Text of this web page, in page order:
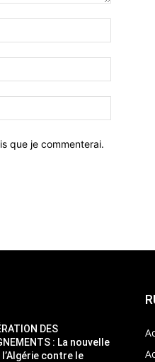
que je commenterai.
DES
: La nouvelle
contre le